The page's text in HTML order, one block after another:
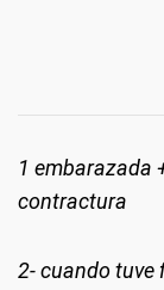
1 embarazada
contractura
2- cuando tuve